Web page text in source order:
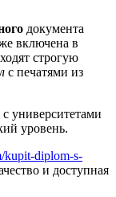
документа
включена в
строгую
с печатями из
университетами
уровень.
kupit-diplom-s-
и доступная